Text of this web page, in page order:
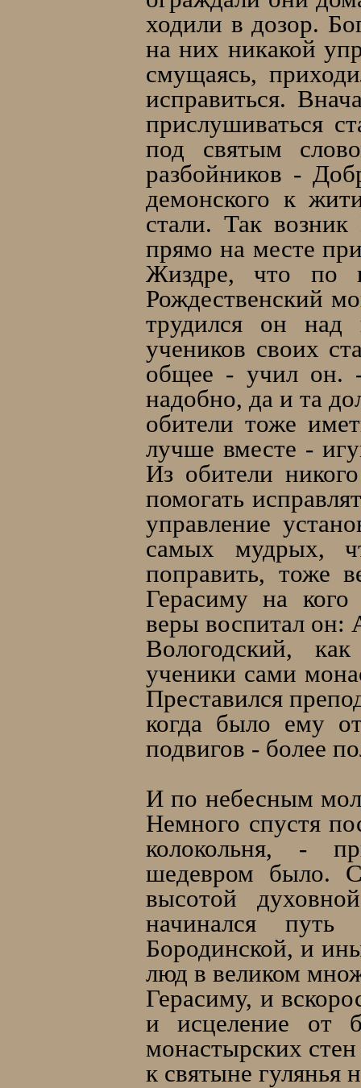
ходили в дозор.
на них никакой
смущаясь,
исправиться.
прислушиваться
под святым
разбойников -
демонского к
стали. Так
прямо на месте
Жиздре, что по
Рождественский
трудился он над
учеников своих
общее - учил он.
надобно, да и та
обители тоже
лучше вместе -
Из обители
помогать
управление
самых мудрых,
поправить, тоже
Герасиму на кого
веры воспитал он:
Вологодский,
ученики сами
Преставился
когда было ему
подвигов - более
И по небесным
Немного спустя
колокольня, -
шедевром было.
высотой
начинался
Бородинской, и
люд в великом
Герасиму, и
и исцеление от
монастырских стен
к святыне гулянья